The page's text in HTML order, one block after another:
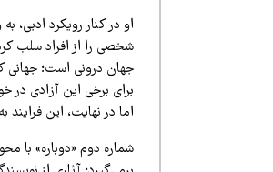
او در کنار رویکرد
شخصی را از افراد سلب
جهان درونی است؛ جهانی
برای برخی این آزادی
اما در نهایت، این فرایند
شماره دوم «دوباره» با